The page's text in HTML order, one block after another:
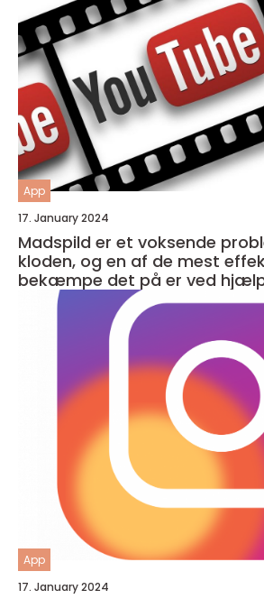
App
17. January 2024
Madspild er et voksende
kloden, og en af de mest
bekæmpe det på er ved
madspildsapps
App
17. January 2024